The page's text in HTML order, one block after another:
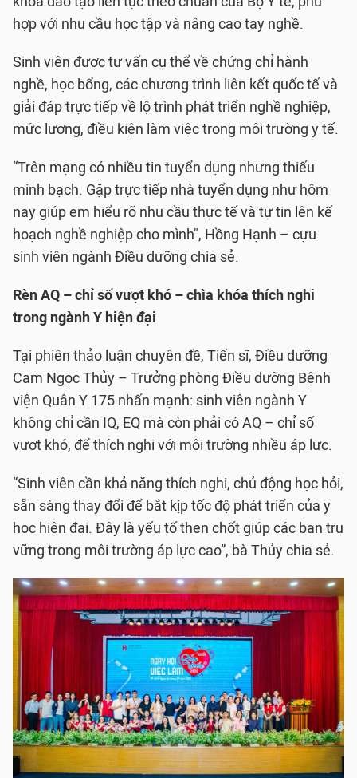
hợp với nhu cầu học tập và nâng cao tay nghề.
Sinh viên được tư vấn cụ thể về chứng chỉ hành
nghề, học bổng, các chương trình liên kết quốc tế và
giải đáp trực tiếp về lộ trình phát triển nghề nghiệp,
mức lương, điều kiện làm việc trong môi trường y tế.
“Trên mạng có nhiều tin tuyển dụng nhưng thiếu
minh bạch. Gặp trực tiếp nhà tuyển dụng như hôm
nay giúp em hiểu rõ nhu cầu thực tế và tự tin lên kế
hoạch nghề nghiệp cho mình", Hồng Hạnh – cựu
sinh viên ngành Điều dưỡng chia sẻ.
Rèn AQ – chỉ số vượt khó – chìa khóa thích nghi
trong ngành Y hiện đại
Tại phiên thảo luận chuyên đề, Tiến sĩ, Điều dưỡng
Cam Ngọc Thủy – Trưởng phòng Điều dưỡng Bệnh
viện Quân Y 175 nhấn mạnh: sinh viên ngành Y
không chỉ cần IQ, EQ mà còn phải có AQ – chỉ số
vượt khó, để thích nghi với môi trường nhiều áp lực.
“Sinh viên cần khả năng thích nghi, chủ động học hỏi,
sẵn sàng thay đổi để bắt kịp tốc độ phát triển của y
học hiện đại. Đây là yếu tố then chốt giúp các bạn trụ
vững trong môi trường áp lực cao”, bà Thủy chia sẻ.